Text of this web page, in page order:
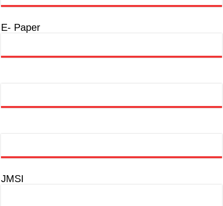
E- Paper
JMSI